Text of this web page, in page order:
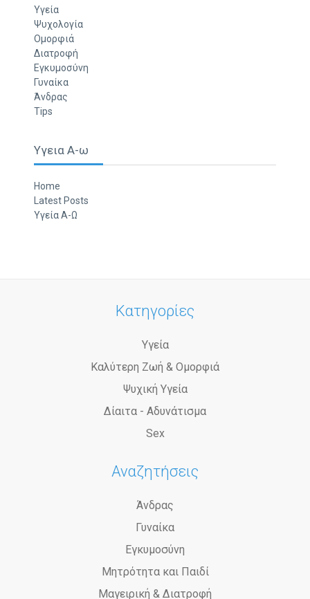
Υγεία
Ψυχολογία
Ομορφιά
Διατροφή
Εγκυμοσύνη
Γυναίκα
Άνδρας
Tips
Υγεια Α-ω
Home
Latest Posts
Υγεία Α-Ω
Κατηγορίες
Υγεία
Καλύτερη Ζωή & Ομορφιά
Ψυχική Υγεία
Δίαιτα - Αδυνάτισμα
Sex
Αναζητήσεις
Άνδρας
Γυναίκα
Εγκυμοσύνη
Μητρότητα και Παιδί
Μαγειρική & Διατροφή